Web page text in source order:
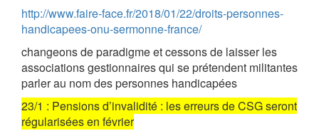
http://www.faire-face.fr/2018/01/22/droits-personnes-
handicapees-onu-sermonne-france/
changeons de paradigme et cessons de laisser les
associations gestionnaires qui se prétendent militantes
parler au nom des personnes handicapées
23/1 : Pensions d’invalidité : les erreurs de CSG seront
régularisées en février